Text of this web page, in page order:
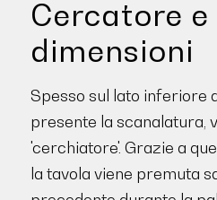
Cercatore e
dimensioni
Spesso sul lato inferiore
presente la scanalatura,
'cerchiatore'. Grazie a
la tavola viene premuta